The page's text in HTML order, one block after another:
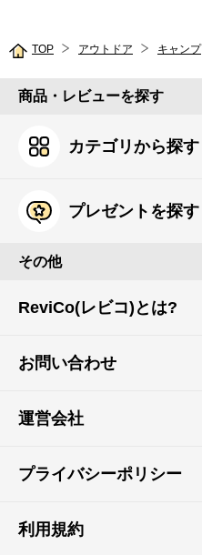
TOP アウトドア キャンプ
商品・レビューを探す
カテゴリから探す
プレゼントを探す
その他
ReviCo(レビコ)とは?
お問い合わせ
運営会社
プライバシーポリシー
利用規約